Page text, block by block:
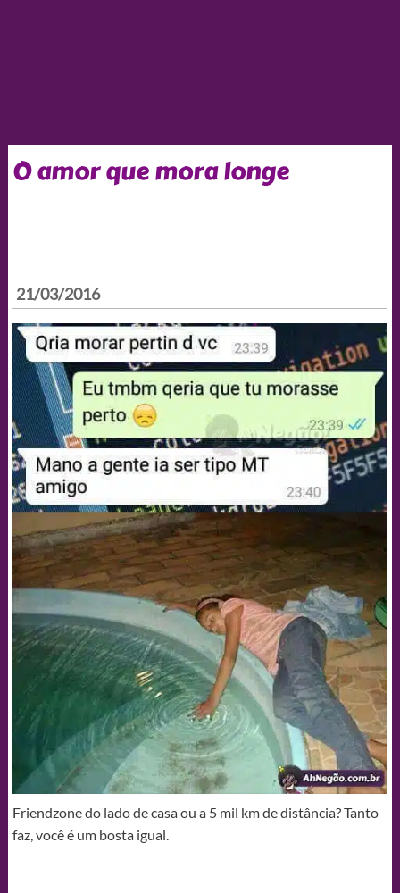
O amor que mora longe
21/03/2016
Friendzone do lado de casa ou a 5 mil km de distância? Tanto
faz, você é um bosta igual.